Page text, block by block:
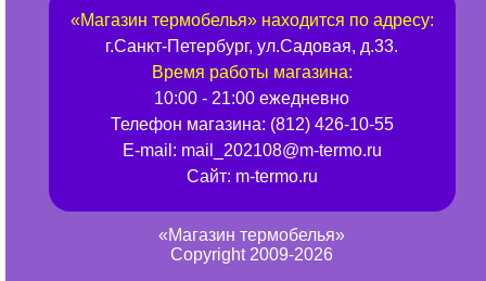
«Магазин термобелья» находится по адресу:
г.Санкт-Петербург, ул.Садовая, д.33.
Время работы магазина:
10:00 - 21:00 ежедневно
Телефон магазина: (812) 426-10-55
E-mail: mail_202108@m-termo.ru
Сайт: m-termo.ru
«Магазин термобелья»
Copyright 2009-2026